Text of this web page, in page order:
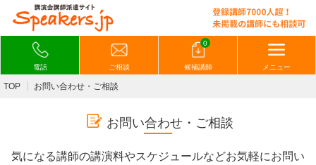
電話 ご相談
0
候補講師 メニュー
TOP お問い合わせ・ご相談
お問い合わせ・ご相談
気になる講師の講演料やスケジュールなどお気軽にお問い